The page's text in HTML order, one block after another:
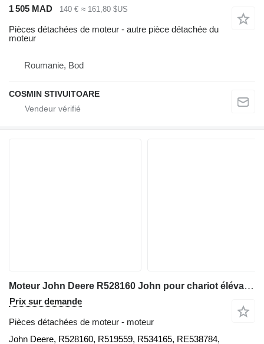
1 505 MAD 140 € ≈ 161,80 $US
Pièces détachées de moteur - autre pièce détachée du
moteur
Roumanie, Bod
COSMIN STIVUITOARE
Moteur John Deere R528160 John pour chariot élévateur diesel John Deere
Prix sur demande
Pièces détachées de moteur - moteur
John Deere, R528160, R519559, R534165, RE538784,